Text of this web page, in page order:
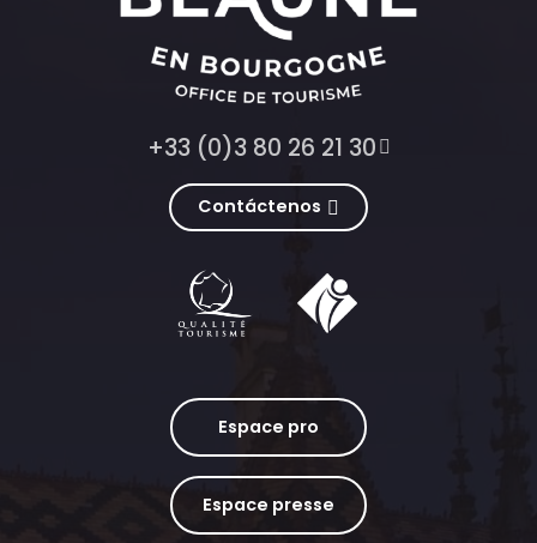
+33 (0)3 80 26 21 30
Contáctenos
Espace pro
Espace presse